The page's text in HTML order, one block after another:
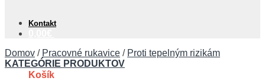
Košík
Kontakt
Domov / Pracovné rukavice / Proti tepelným rizikám
KATEGÓRIE PRODUKTOV